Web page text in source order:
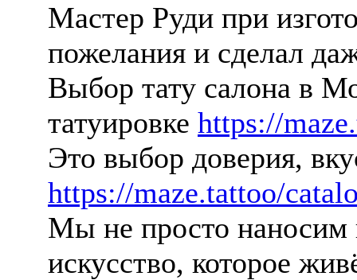
Мастер Руди при
пожелания и сделал
Выбор тату салона в
татуировке https://
Это выбор доверия,
https://maze.tattoo/
Мы не просто
искусство, которое